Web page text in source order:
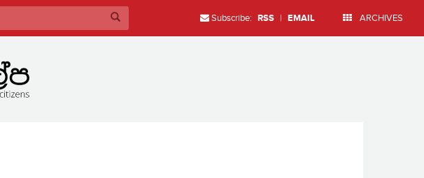
Subscribe: RSS | EMAIL ARCHIVES